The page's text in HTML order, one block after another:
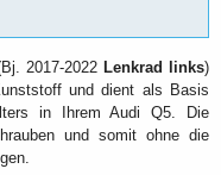
2017-2022 Lenkrad links)
und dient als Basis
in Ihrem Audi Q5. Die
und somit ohne die